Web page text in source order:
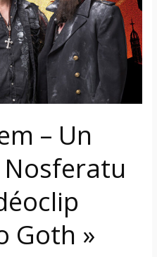
– Un
Goth »